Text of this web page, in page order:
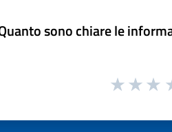
sono chiare le